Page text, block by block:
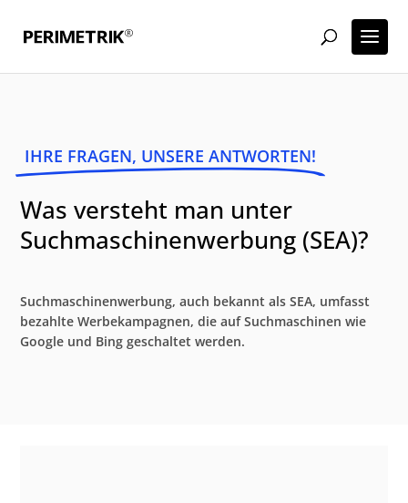
IHRE FRAGEN, UNSERE ANTWORTEN!
Was versteht man unter
Suchmaschinenwerbung (SEA)?
Suchmaschinenwerbung, auch bekannt als SEA, umfasst
bezahlte Werbekampagnen, die auf Suchmaschinen wie
Google und Bing geschaltet werden.